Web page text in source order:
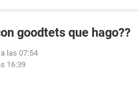
goodtets que hago??
las 07:54
16:39